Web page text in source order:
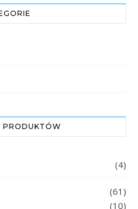
PRODUKTÓW
(4)
(61)
(10)